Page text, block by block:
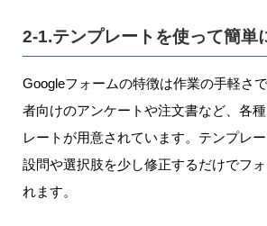
2-1.テンプレートを使って簡単
Googleフォームの特徴は作業の手軽さ
者向けのアンケートや注文書など、各
レートが用意されています。テンプレー
設問や選択肢を少し修正するだけでフ
れます。